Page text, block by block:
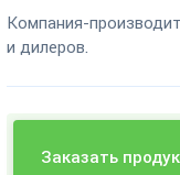
Компания-
и дилеров.
Заказать